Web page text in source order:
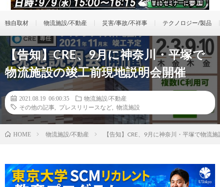
独自取材 物流施設/不動産 災害/事故/不祥事 テクノロジー/製品
【告知】CRE、9月に神奈川・平塚で
物流施設の竣工前現地説明会開催
2021.08.19 06:00:35
物流施設/不動産
その他の記事
プレスリリースなど 物流施設
HOME 物流施設/不動産 【告知】CRE、9月に神奈川・平塚で物流